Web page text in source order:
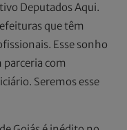
Deputados Aqui.
que têm
Esse sonho
parceria com
Seremos esse